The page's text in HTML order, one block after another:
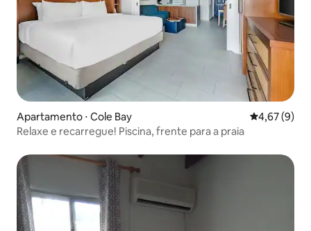
Apartamento ⋅ Cole Bay 4,67 de uma
4,67 (9)
Relaxe e recarregue! Piscina, frente para a praia